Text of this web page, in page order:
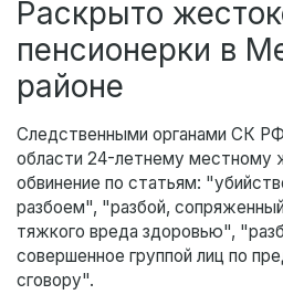
Раскрыто
пенсионерки в
районе
Следственными органами СК
области 24-летнему местному
обвинение по статьям:
разбоем", "разбой,
тяжкого вреда здоровью",
совершенное группой лиц по
сговору".